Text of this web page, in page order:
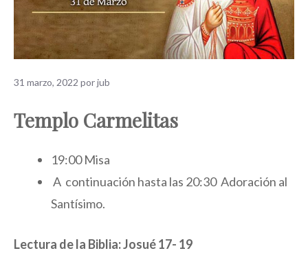
31 marzo, 2022 porjub
Templo Carmelitas
19:00 Misa
A continuación hasta las 20:30 Adoración al
Santísimo.
Lectura de la Biblia: Josué 17- 19